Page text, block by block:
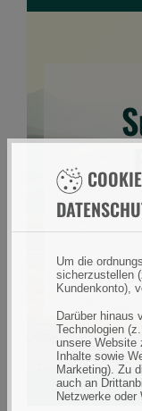
Um die
sicherzustellen
Kundenkonto),
Darüber hinaus
Technologien
unsere Website
Inhalte sowie
Marketing). Zu
auch an
Netzwerke oder